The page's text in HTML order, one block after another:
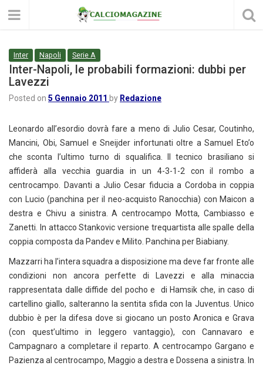
Inter Napoli Serie A
Inter-Napoli, le probabili formazioni: dubbi per
Lavezzi
Posted on 5 Gennaio 2011 by Redazione
Leonardo all’esordio dovrà fare a meno di Julio Cesar, Coutinho,
Mancini, Obi, Samuel e Sneijder infortunati oltre a Samuel Eto’o
che sconta l’ultimo turno di squalifica. Il tecnico brasiliano si
affiderà alla vecchia guardia in un 4-3-1-2 con il rombo a
centrocampo. Davanti a Julio Cesar fiducia a Cordoba in coppia
con Lucio (panchina per il neo-acquisto Ranocchia) con Maicon a
destra e Chivu a sinistra. A centrocampo Motta, Cambiasso e
Zanetti. In attacco Stankovic versione trequartista alle spalle della
coppia composta da Pandev e Milito. Panchina per Biabiany.
Mazzarri ha l’intera squadra a disposizione ma deve far fronte alle
condizioni non ancora perfette di Lavezzi e alla minaccia
rappresentata dalle diffide del pocho e di Hamsik che, in caso di
cartellino giallo, salteranno la sentita sfida con la Juventus. Unico
dubbio è per la difesa dove si giocano un posto Aronica e Grava
(con quest’ultimo in leggero vantaggio), con Cannavaro e
Campagnaro a completare il reparto. A centrocampo Gargano e
Pazienza al centrocampo, Maggio a destra e Dossena a sinistra. In